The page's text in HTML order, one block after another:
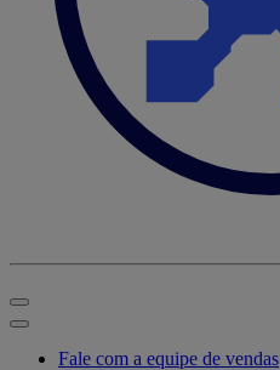
Fale com a equipe de vendas